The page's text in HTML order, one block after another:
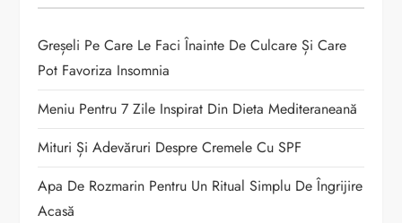
i
c
o
l
e
Greșeli Pe Care Le Faci Înainte De Culcare Și Care
Pot Favoriza Insomnia
Meniu Pentru 7 Zile Inspirat Din Dieta Mediteraneană
Mituri Și Adevăruri Despre Cremele Cu SPF
Apa De Rozmarin Pentru Un Ritual Simplu De Îngrijire
Acasă